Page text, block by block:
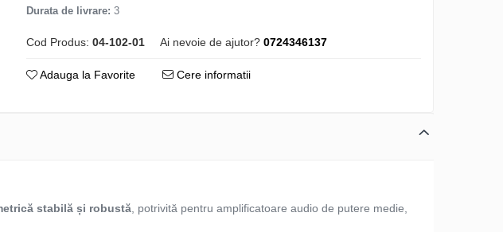
Durata de livrare: 3
Cod Produs: 04-102-01 Ai nevoie de ajutor? 0724346137
Adauga la Favorite Cere informatii
stabilă și robustă , potrivită pentru amplificatoare audio de putere medie,